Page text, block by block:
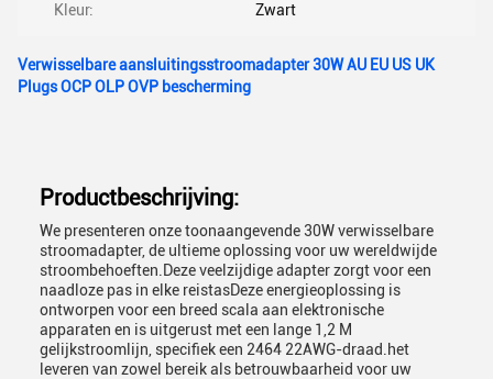
Kleur: Zwart
Verwisselbare aansluitingsstroomadapter 30W AU EU US UK
Plugs OCP OLP OVP bescherming
Productbeschrijving:
We presenteren onze toonaangevende 30W verwisselbare
stroomadapter, de ultieme oplossing voor uw wereldwijde
stroombehoeften.Deze veelzijdige adapter zorgt voor een
naadloze pas in elke reistasDeze energieoplossing is
ontworpen voor een breed scala aan elektronische
apparaten en is uitgerust met een lange 1,2 M
gelijkstroomlijn, specifiek een 2464 22AWG-draad.het
leveren van zowel bereik als betrouwbaarheid voor uw